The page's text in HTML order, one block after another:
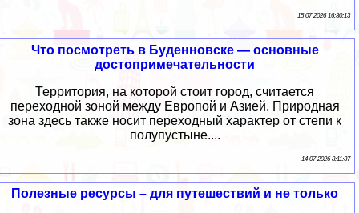
15 07 2026 16:30:13
Что посмотреть в Буденновске — основные
достопримечательности
Территория, на которой стоит город, считается
переходной зоной между Европой и Азией. Природная
зона здесь также носит переходный характер от степи к
полупустыне....
14 07 2026 8:11:37
Полезные ресурсы – для путешествий и не только